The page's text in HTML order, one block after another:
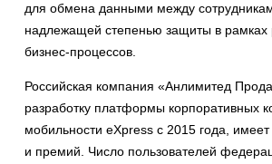
для обмена данными между
надлежащей степенью защиты в рамках
бизнес-процессов.
Российская компания «Анлимитед
разработку платформы корпоративных
мобильности eXpress с 2015 года,
и премий. Число пользователей